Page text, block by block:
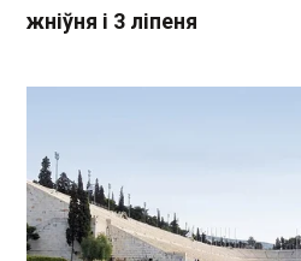
жніўня і 3 ліпеня